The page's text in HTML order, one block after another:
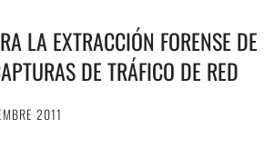
LA EXTRACCIÓN FORENSE DE
DE TRÁFICO DE RED
2011